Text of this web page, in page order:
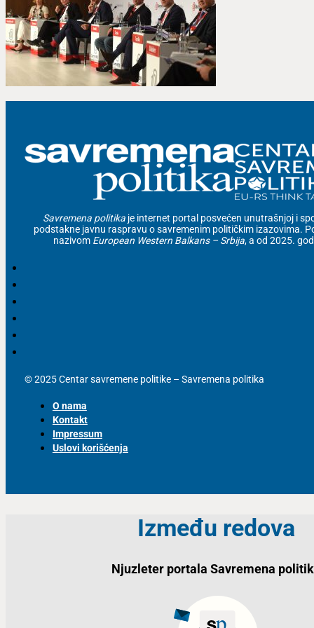
Savremena politika je internet portal posvećen unutrašnjoj i
podstakne javnu raspravu o savremenim političkim izazovima.
nazivom European Western Balkans – Srbija, a od 2025.
© 2025 Centar savremene politike – Savremena politika
O nama
Kontakt
Impressum
Uslovi korišćenja
Između redova
Njuzleter portala Savremena